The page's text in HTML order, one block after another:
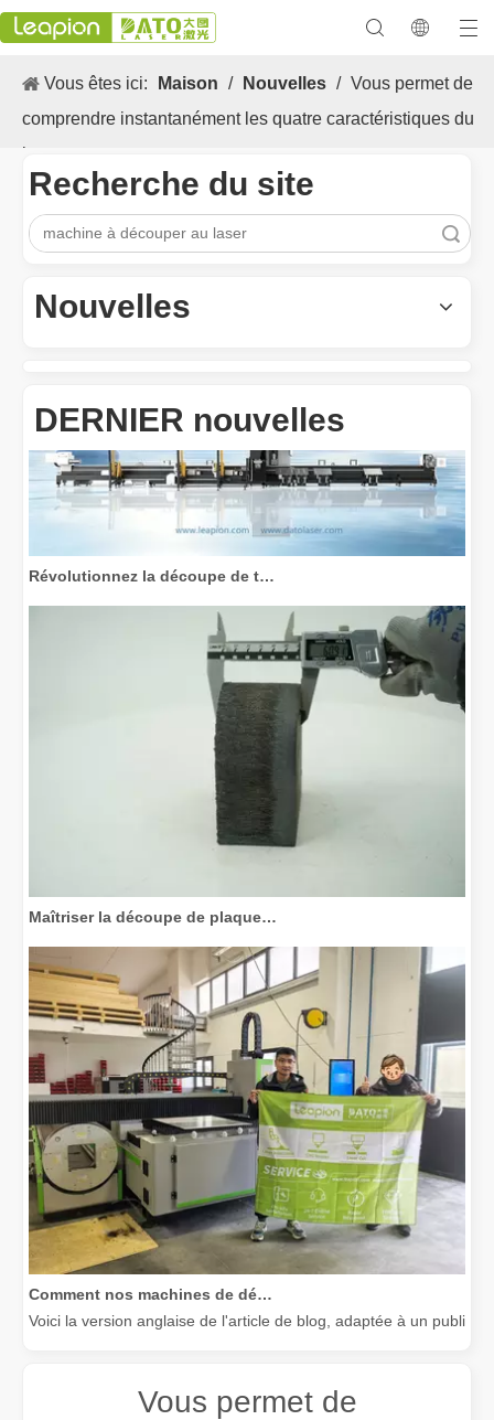
Vous êtes ici: Maison / Nouvelles / Vous permet de
comprendre instantanément les quatre caractéristiques du
laser
Recherche du site
Nouvelles
DERNIER nouvelles
Voici la version anglaise de l'article de blog, adaptée à un public
Vous permet de